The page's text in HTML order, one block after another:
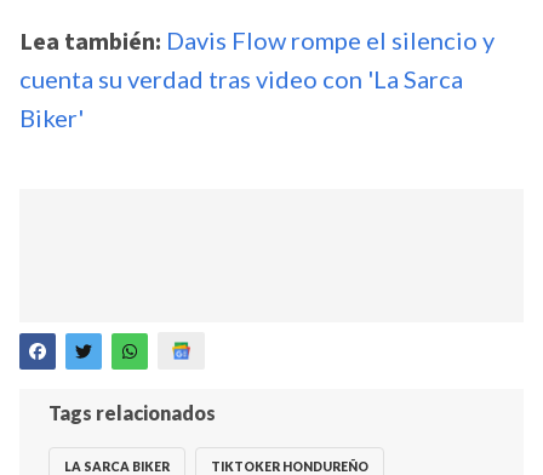
Lea también: Davis Flow rompe el silencio y
cuenta su verdad tras video con 'La Sarca
Biker'
Tags relacionados
LA SARCA BIKER TIKTOKER HONDUREÑO